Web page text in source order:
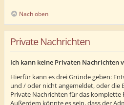
Nach oben
Private Nachrichten
Ich kann keine Privaten Nachrichten
Hierfür kann es drei Gründe geben:
und / oder nicht angemeldet, oder die
Private Nachrichten für das komplette
Außerdem könnte es sein, dass der